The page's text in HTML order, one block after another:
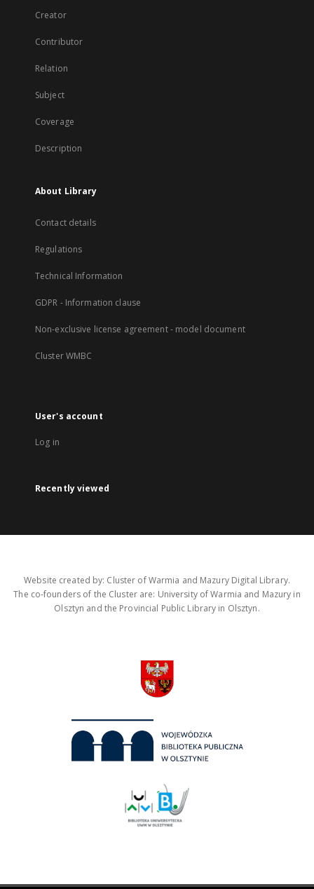
Creator
Contributor
Relation
Subject
Coverage
Description
About Library
Contact details
Regulations
Technical Information
GDPR - Information clause
Non-exclusive license agreement - model document
Cluster WMBC
User's account
Log in
Recently viewed
Website created by: Cluster of Warmia and Mazury Digital Library.
The co-founders of the Cluster are: University of Warmia and Mazury in
Olsztyn and the Provincial Public Library in Olsztyn.